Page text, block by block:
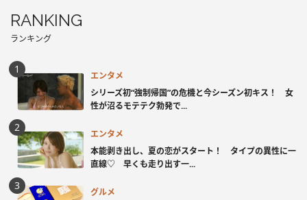
RANKING
ランキング
エンタメ
シリーズ初“強制帰国”の危機と今シーズン初キス！ 女
性が沼るモテテク勃発で...
エンタメ
本能剥き出し、夏の恋がスタート！ タイプの異性に一
直線♡ 早くも走り出す一...
グルメ